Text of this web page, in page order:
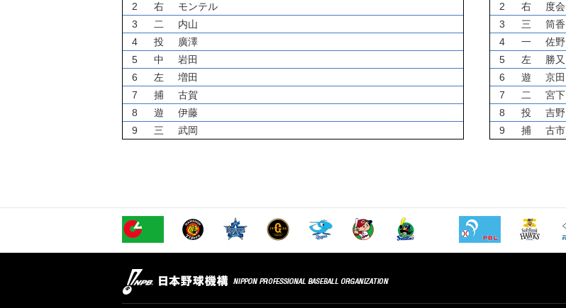
2
右
モンテル
3
二
内山
4
投
廣澤
5
中
岩田
6
左
増田
7
捕
古賀
8
遊
伊藤
9
三 武岡
2
右
度会
3
三
筒香
4
一
佐野
5
左
勝又
6
遊
京田
7
二
宮下
8
投
吉野
9
捕 古市